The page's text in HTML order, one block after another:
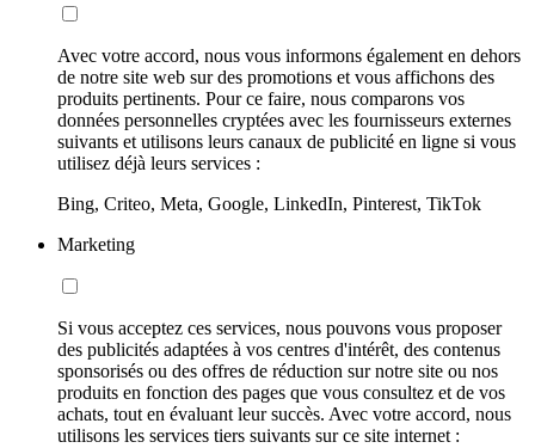
Avec votre accord, nous vous informons également en dehors
de notre site web sur des promotions et vous affichons des
produits pertinents. Pour ce faire, nous comparons vos
données personnelles cryptées avec les fournisseurs externes
suivants et utilisons leurs canaux de publicité en ligne si vous
utilisez déjà leurs services :
Bing, Criteo, Meta, Google, LinkedIn, Pinterest, TikTok
Marketing
Si vous acceptez ces services, nous pouvons vous proposer
des publicités adaptées à vos centres d'intérêt, des contenus
sponsorisés ou des offres de réduction sur notre site ou nos
produits en fonction des pages que vous consultez et de vos
achats, tout en évaluant leur succès. Avec votre accord, nous
utilisons les services tiers suivants sur ce site internet :